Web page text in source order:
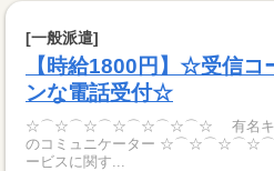
[一般派遣]
【時給1800円】☆受信
ンな電話受付☆
☆⌒☆⌒☆⌒☆⌒☆⌒☆⌒☆ 有名キャリアの大手企業 受電メイン
のコミュニケーター ☆⌒☆⌒☆⌒☆⌒☆⌒☆⌒☆ インターネットサ
ービスに関す...